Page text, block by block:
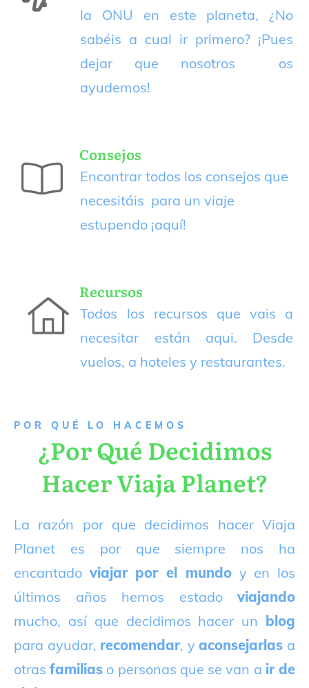
la ONU en este planeta, ¿No
sabéis a cual ir primero? ¡Pues
dejar que nosotros os
ayudemos!
Consejos
Encontrar todos los consejos que
necesitáis para un viaje
estupendo ¡aquí!
Recursos
Todos los recursos que vais a
necesitar están aqui. Desde
vuelos, a hoteles y restaurantes.
P OR QUÉ LO HACEMOS
¿Por Qué Decidimos
Hacer Viaja Planet?
La razón por que decidimos hacer Viaja
Planet es por que siempre nos ha
encantado viajar por el mundoy en los
últimos años hemos estado viajando
mucho, así que decidimos hacer un blog
para ayudar, recomendar, yaconsejarlas a
otrasfamilias o personas que se van a ir de